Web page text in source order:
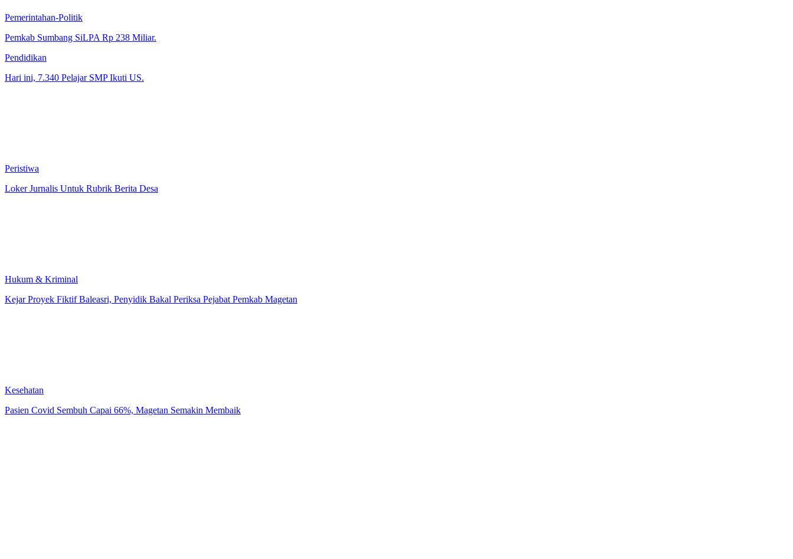
Pemerintahan-Politik
Pemkab Sumbang SiLPA Rp 238 Miliar.
Pendidikan
Hari ini, 7.340 Pelajar SMP Ikuti US.
Peristiwa
Loker Jurnalis Untuk Rubrik Berita Desa
Hukum & Kriminal
Kejar Proyek Fiktif Baleasri, Penyidik Bakal Periksa Pejabat Pemkab Magetan
Kesehatan
Pasien Covid Sembuh Capai 66%, Magetan Semakin Membaik